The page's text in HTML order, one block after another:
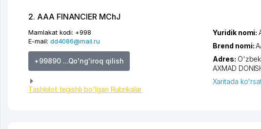
2. AAA FINANCIER MChJ
Mamlakat kodi: +998
E-mail: dd4086@mail.ru
+99890 ...Qo'ng'iroq qilish
Tashkilot tegishli bo'lgan Rubrikalar
Yuridik nomi:
Brend nomi:
Adres:
AXMAD
Xaritada